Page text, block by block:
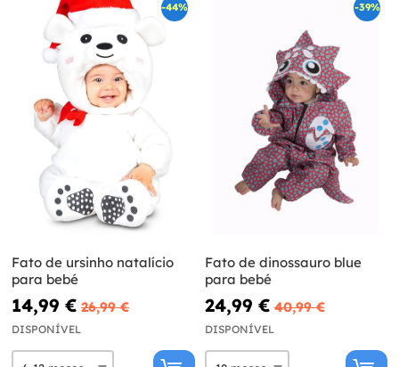
-44%
Fato de ursinho natalício
para bebé
14,99 € 26,99 €
DISPONÍVEL
-39%
Fato de dinossauro blue
para bebé
24,99 € 40,99 €
DISPONÍVEL